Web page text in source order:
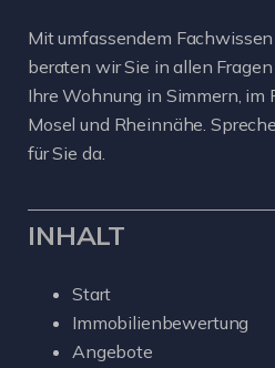
Mit umfassendem
beraten wir Sie in allen
Ihre Wohnung in Simmern, im
Mosel und Rheinnähe.
für Sie da.
INHALT
Start
Immobilienbewertung
Angebote